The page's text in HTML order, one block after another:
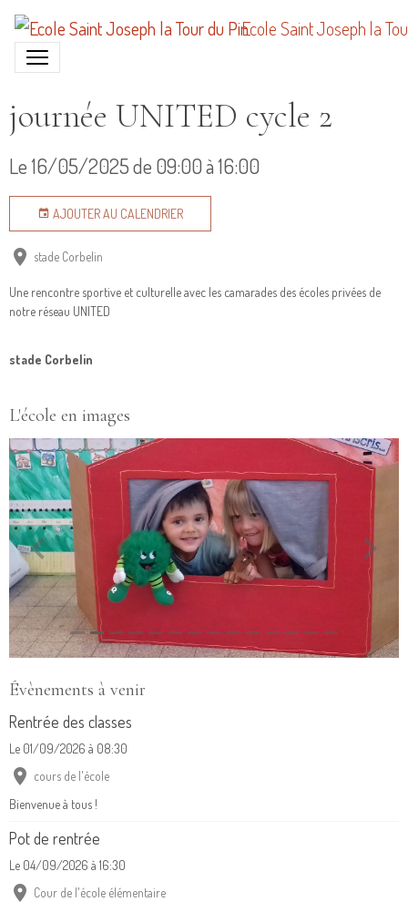
Ecole Saint Joseph la
journée UNITED cycle 2
Le 16/05/2025de 09:00à 16:00
AJOUTER AU CALENDRIER
stade Corbelin
Une rencontre sportive et culturelle avec les camarades des écoles privées de
notre réseau UNITED
stade Corbelin
L'école en images
Évènements à venir
Rentrée des classes
Le 01/09/2026 à 08:30
cours de l'école
Bienvenue à tous !
Pot de rentrée
Le 04/09/2026 à 16:30
Cour de l'école élémentaire